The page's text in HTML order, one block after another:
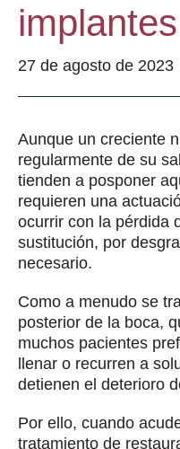
27 de agosto de 2023
Aunque un creciente
regularmente de su
tienden a posponer
requieren una
ocurrir con la pérdida
sustitución, por
necesario.
Como a menudo se
posterior de la boca,
muchos pacientes
llenar o recurren a
detienen el deterioro
Por ello, cuando
tratamiento de